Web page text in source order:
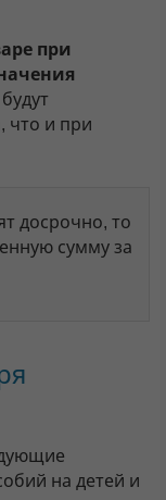
при
что и при
досрочно, то
сумму за
на детей и